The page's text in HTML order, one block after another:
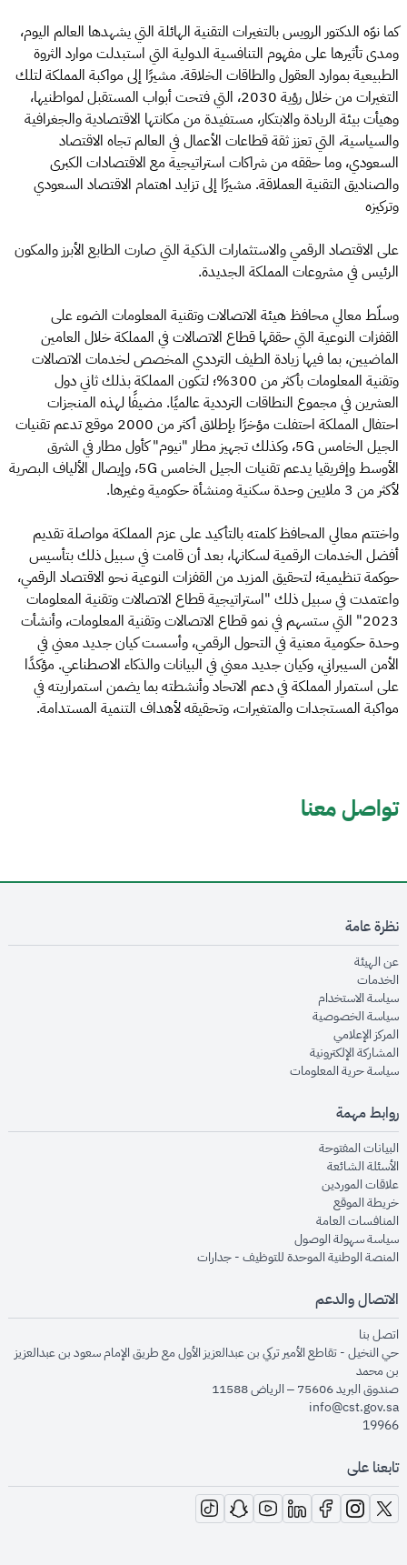
كما نوّه الدكتور الرويس بالتغيرات التقنية الهائلة التي يشهدها العالم اليوم،
ومدى تأثيرها على مفهوم التنافسية الدولية التي استبدلت موارد الثروة
الطبيعية بموارد العقول والطاقات الخلاقة. مشيرًا إلى مواكبة المملكة لتلك
التغيرات من خلال رؤية 2030، التي فتحت أبواب المستقبل لمواطنيها،
وهيأت بيئة الريادة والابتكار، مستفيدة من مكانتها الاقتصادية والجغرافية
والسياسية، التي تعزز ثقة قطاعات الأعمال في العالم تجاه الاقتصاد
السعودي، وما حققه من شراكات استراتيجية مع الاقتصادات الكبرى
والصناديق التقنية العملاقة. مشيرًا إلى تزايد اهتمام الاقتصاد السعودي
وتركيزه
على الاقتصاد الرقمي والاستثمارات الذكية التي صارت الطابع الأبرز والمكون
الرئيس في مشروعات المملكة الجديدة.
وسلّط معالي محافظ هيئة الاتصالات وتقنية المعلومات الضوء على
القفزات النوعية التي حققها قطاع الاتصالات في المملكة خلال العامين
الماضيين، بما فيها زيادة الطيف الترددي المخصص لخدمات الاتصالات
وتقنية المعلومات بأكثر من 300%؛ لتكون المملكة بذلك ثاني دول
العشرين في مجموع النطاقات الترددية عالميًا. مضيفًا لهذه المنجزات
احتفال المملكة احتفلت مؤخرًا بإطلاق أكثر من 2000 موقع تدعم تقنيات
الجيل الخامس 5G، وكذلك تجهيز مطار "نيوم" كأول مطار في الشرق
الأوسط وإفريقيا يدعم تقنيات الجيل الخامس 5G، وإيصال الألياف البصرية
لأكثر من 3 ملايين وحدة سكنية ومنشأة حكومية وغيرها.
واختتم معالي المحافظ كلمته بالتأكيد على عزم المملكة مواصلة تقديم
أفضل الخدمات الرقمية لسكانها، بعد أن قامت في سبيل ذلك بتأسيس
حوكمة تنظيمية؛ لتحقيق المزيد من القفزات النوعية نحو الاقتصاد الرقمي،
واعتمدت في سبيل ذلك "استراتيجية قطاع الاتصالات وتقنية المعلومات
2023" التي ستسهم في نمو قطاع الاتصالات وتقنية المعلومات، وأنشأت
وحدة حكومية معنية في التحول الرقمي، وأسست كيان جديد معني في
الأمن السيبراني، وكيان جديد معني في البيانات والذكاء الاصطناعي. مؤكدًا
على استمرار المملكة في دعم الاتحاد وأنشطته بما يضمن استمراريته في
مواكبة المستجدات والمتغيرات، وتحقيقه لأهداف التنمية المستدامة.
تواصل معنا
نظرة عامة
عن الهيئةopens in new window
الخدماتopens in new window
سياسة الاستخدام
سياسة الخصوصيةopens in new window
المركز الإعلاميopens in new window
المشاركة الإلكترونيةopens in new window
سياسة حرية المعلوماتopens in new window
روابط مهمة
البيانات المفتوحةopens in new window
الأسئلة الشائعةopens in new window
علاقات الموردينopens in new window
خريطة الموقعopens in new window
المنافسات العامةopens in new window
سياسة سهولة الوصولopens in new window
المنصة الوطنية الموحدة للتوظيف - جداراتopens in new window
الاتصال والدعم
اتصل بنا
حي النخيل - تقاطع الأمير تركي بن عبدالعزيز الأول مع طريق الإمام سعود بن عبدالعزيز
بن محمد
صندوق البريد 75606 – الرياض 11588
info@cst.gov.sa
19966
تابعنا على
opens in new window
opens in new window
opens in new window
opens in new window
opens in new window
opens in new window
opens in new window